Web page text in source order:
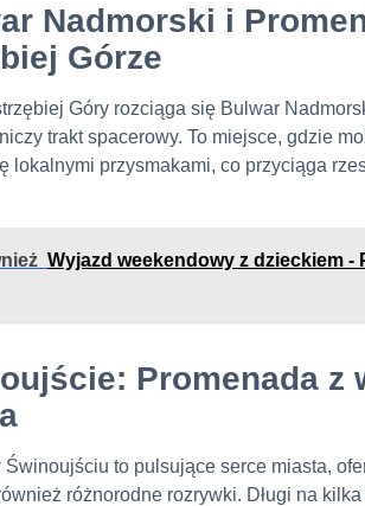
Nadmorski i
Górze
Góry rozciąga się Bulwar
trakt spacerowy. To miejsce, gdzie
lokalnymi przysmakami, co przyciąga
Wyjazd weekendowy z dzieckiem
Promenada z
Świnoujściu to pulsujące serce miasta,
różnorodne rozrywki. Długi na